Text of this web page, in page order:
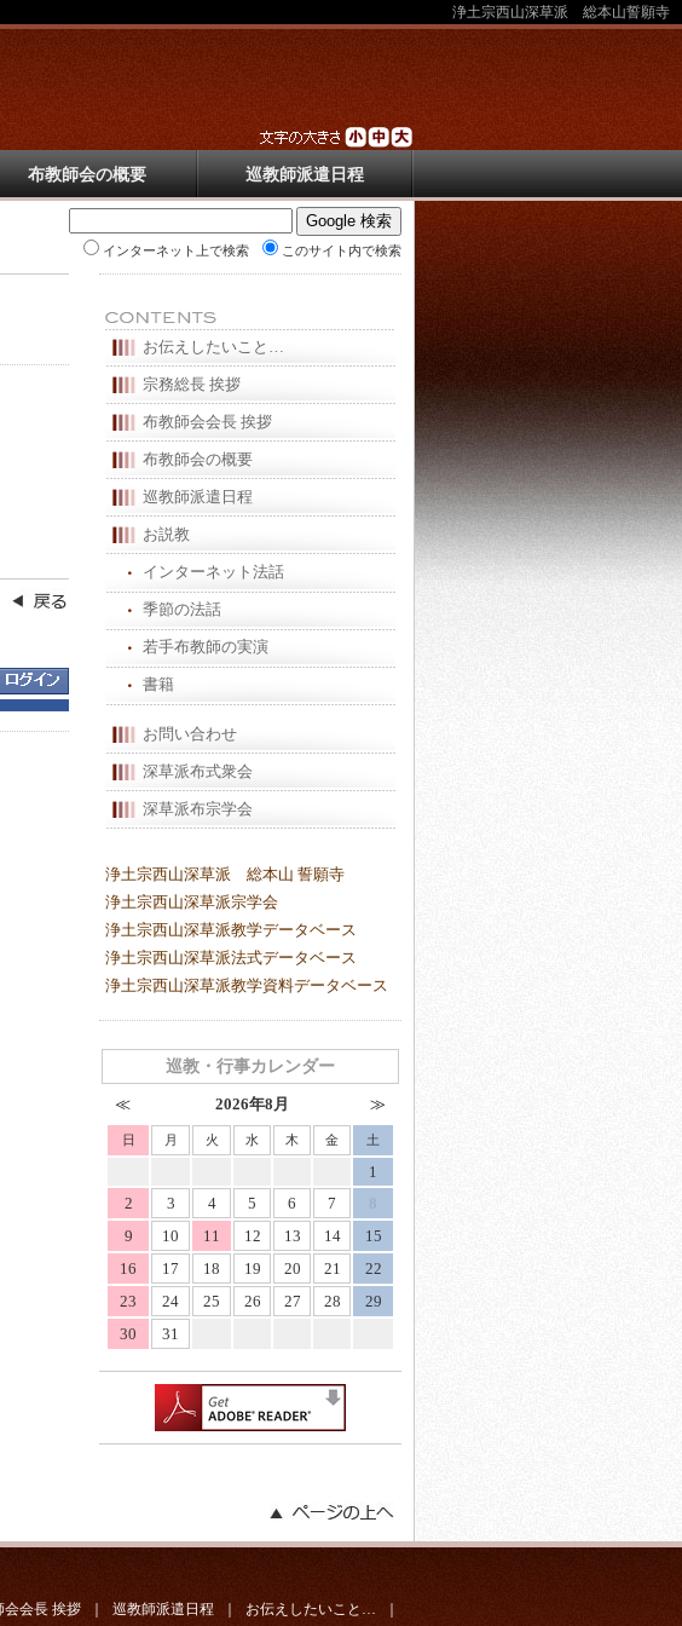
浄土宗西山深草派 総本山誓願寺
布教師会の概要 巡教師派遣日程
インターネット上で検索 このサイト内で検索
お伝えしたいこと…
宗務総長 挨拶
布教師会会長 挨拶
布教師会の概要
巡教師派遣日程
お説教
インターネット法話
季節の法話
若手布教師の実演
書籍
お問い合わせ
深草派布式衆会
深草派布宗学会
浄土宗西山深草派 総本山 誓願寺
浄土宗西山深草派宗学会
浄土宗西山深草派教学データベース
浄土宗西山深草派法式データベース
浄土宗西山深草派教学資料データベース
巡教・行事カレンダー
2026年8月
日 月 火 水 木 金 土
1
2
3 4 5 6 7
9
10 11 12 13 14
15
16
17 18 19 20 21
22
23
24 25 26 27 28
29
30
31
会会長 挨拶 ｜ 巡教師派遣日程 ｜ お伝えしたいこと… ｜